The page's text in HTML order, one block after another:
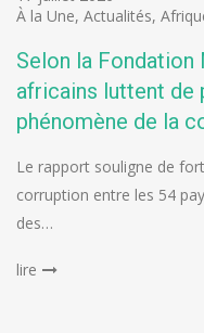
À la Une, Actualités,
Selon la Fondation
africains luttent de
phénomène de la
Le rapport souligne de
corruption entre les 54
des…
lire